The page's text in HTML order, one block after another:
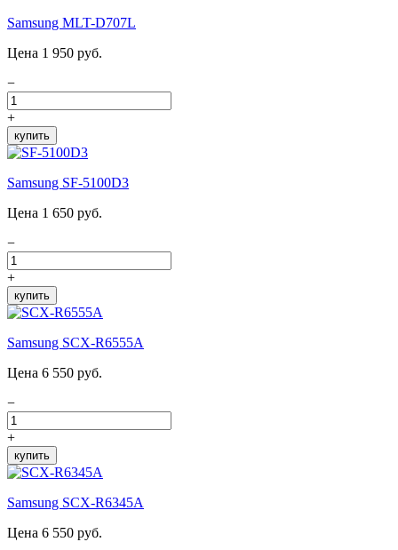
Samsung MLT-D707L
Цена 1 950 руб.
−
+
купить
Samsung SF-5100D3
Цена 1 650 руб.
−
+
купить
Samsung SCX-R6555A
Цена 6 550 руб.
−
+
купить
Samsung SCX-R6345A
Цена 6 550 руб.